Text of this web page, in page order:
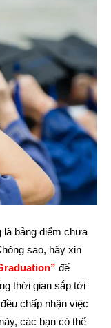
bảng điểm chưa
sao, hãy xin
để
thời gian sắp tới
chấp nhận việc
các bạn có thể